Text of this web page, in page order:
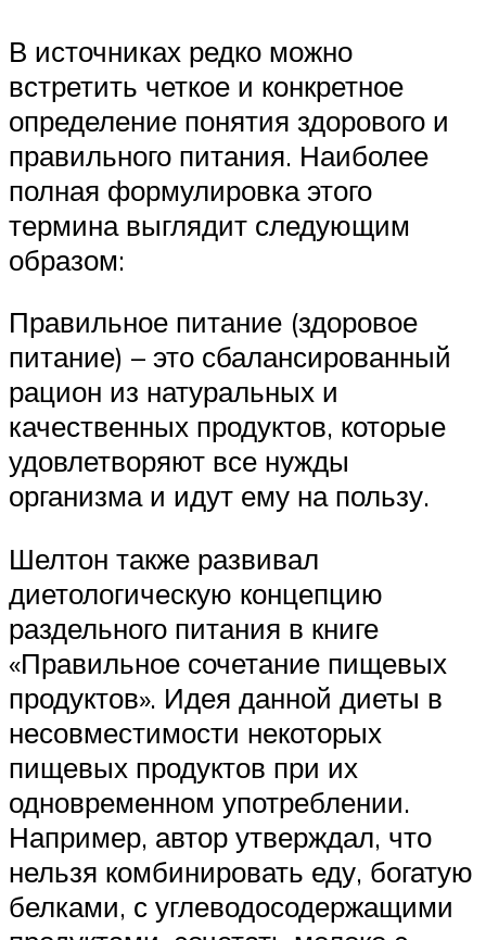
В источниках редко можно
встретить четкое и конкретное
определение понятия здорового и
правильного питания. Наиболее
полная формулировка этого
термина выглядит следующим
образом:
Правильное питание (здоровое
питание) – это сбалансированный
рацион из натуральных и
качественных продуктов, которые
удовлетворяют все нужды
организма и идут ему на пользу.
Шелтон также развивал
диетологическую концепцию
раздельного питания в книге
«Правильное сочетание пищевых
продуктов». Идея данной диеты в
несовместимости некоторых
пищевых продуктов при их
одновременном употреблении.
Например, автор утверждал, что
нельзя комбинировать еду, богатую
белками, с углеводосодержащими